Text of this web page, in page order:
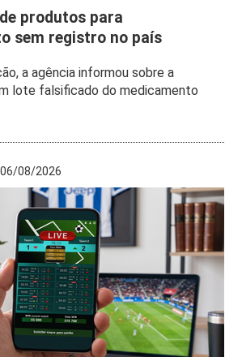
produtos para
sem registro no país
a agência informou sobre a
lote falsificado do medicamento
08/2026